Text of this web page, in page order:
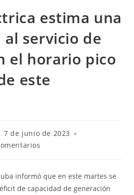
estima una
servicio de
el horario pico
este
7 de junio de 2023
informó que en este martes se
de capacidad de generación